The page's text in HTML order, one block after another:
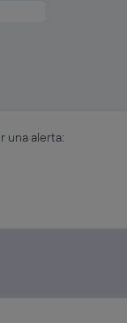
una alerta: